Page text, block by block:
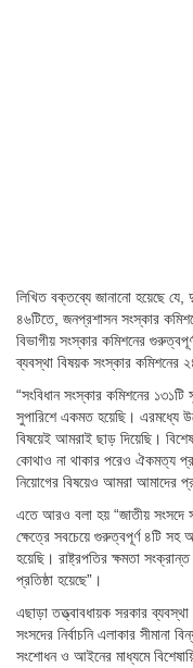
লিখিত বক্তব্যে জানানো হয়েছে
৪৬টিতে, জনপ্রশাসন সংস্কার
বিভাগীয় সংস্কার কমিশনের
ব্যবস্থা বিষয়ক সংস্কার কমিশনের
“সংবিধান সংস্কার কমিশনের
সুপারিশে একমত হয়েছি। এরমধ্যে
বিষয়েই আমরাই ছাড় দিয়েছি। বিশেষ
কোথাও না থাকার পরেও ঐকমত্য
নিয়োগের বিষয়েও আমরা আমাদের
এতে আরও বলা হয় “জাতীয় সংসদে
ক্ষেত্রে সবচেয়ে গুরুত্বপূর্ণ ৪টি
হয়েছি। রাষ্ট্রপতির ক্ষমতা
প্রতিষ্ঠা হয়েছে”।
এছাড়া তত্ত্বাবধায়ক সরকার
সংসদের নির্বাচনি এলাকার সীমানা
সংশোধন ও আইনের মাধ্যমে